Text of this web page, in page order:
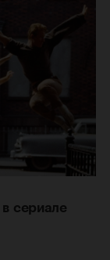
в сериале